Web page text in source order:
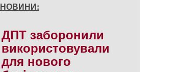
НОВИНИ:
ДПТ заборонили
використовували
для нового